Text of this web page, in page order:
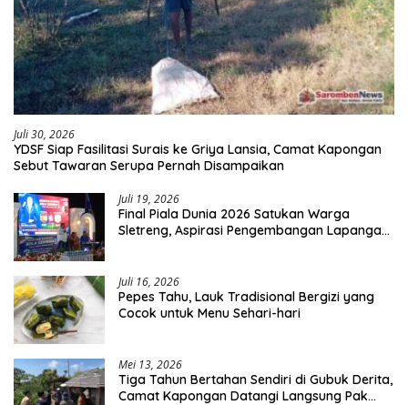
Juli 30, 2026
YDSF Siap Fasilitasi Surais ke Griya Lansia, Camat Kapongan
Sebut Tawaran Serupa Pernah Disampaikan
Juli 19, 2026
Final Piala Dunia 2026 Satukan Warga
Sletreng, Aspirasi Pengembangan Lapangan
Juli 16, 2026
Pepes Tahu, Lauk Tradisional Bergizi yang
Cocok untuk Menu Sehari-hari
Mei 13, 2026
Tiga Tahun Bertahan Sendiri di Gubuk Derita,
Camat Kapongan Datangi Langsung Pak